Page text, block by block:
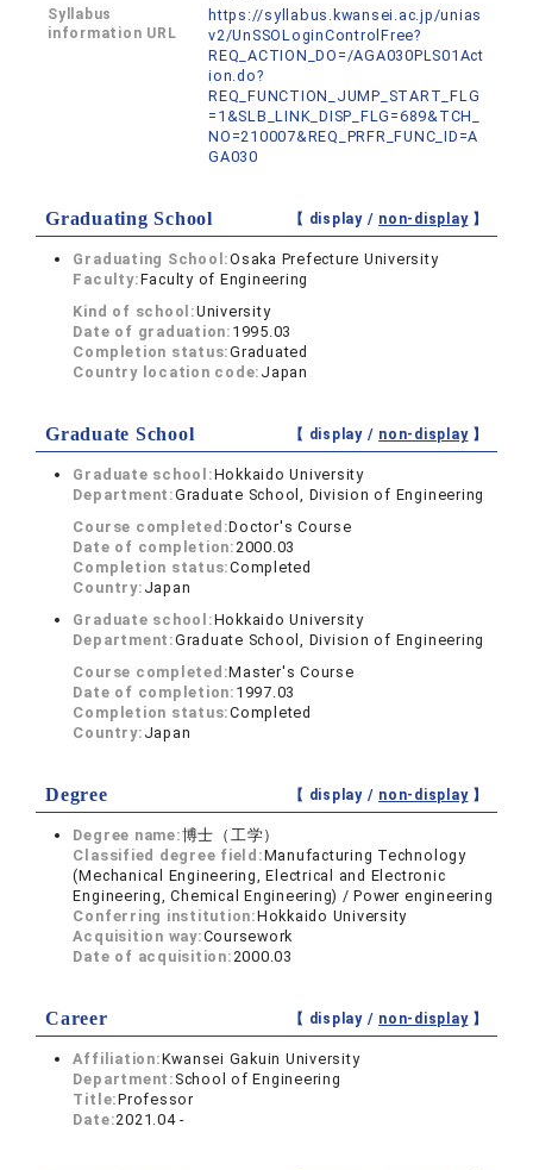
Syllabus
information URL
https://syllabus.kwansei.ac.jp/unias
v2/UnSSOLoginControlFree?
REQ_ACTION_DO=/AGA030PLS01Act
ion.do?
REQ_FUNCTION_JUMP_START_FLG
=1&SLB_LINK_DISP_FLG=689&TCH_
NO=210007&REQ_PRFR_FUNC_ID=A
GA030
Graduating School 【 display / non-display】
Graduating School:Osaka Prefecture University
Faculty:Faculty of Engineering
Kind of school:University
Date of graduation: 1995.03
Completion status:Graduated
Country location code: Japan
Graduate School 【 display / non-display】
Graduate school:Hokkaido University
Department:Graduate School, Division of Engineering
Course completed:Doctor's Course
Date of completion:2000.03
Completion status:Completed
Country: Japan
Graduate school:Hokkaido University
Department:Graduate School, Division of Engineering
Course completed:Master's Course
Date of completion: 1997.03
Completion status:Completed
Country: Japan
Degree 【 display / non-display】
Degree name:博士（工学）
Classified degree field:Manufacturing Technology
(Mechanical Engineering, Electrical and Electronic
Engineering, Chemical Engineering) / Power engineering
Conferring institution:Hokkaido University
Acquisition way:Coursework
Date of acquisition:2000.03
Career 【 display / non-display】
Affiliation:Kwansei Gakuin University
Department: School of Engineering
Title:Professor
Date:2021.04 -